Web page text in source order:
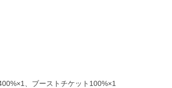
、ブーストチケット100%×1